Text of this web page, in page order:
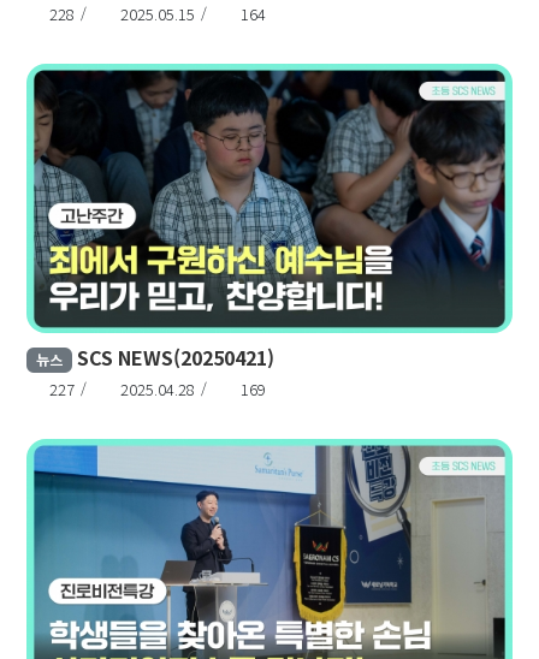
228 2025.05.15 164
뉴스 SCS NEWS(20250421)
227 2025.04.28 169